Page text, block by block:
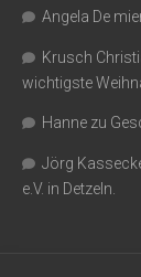
Angela De
Krusch
wichtigste
Hanne zu
Jörg
e.V. in Detzeln.